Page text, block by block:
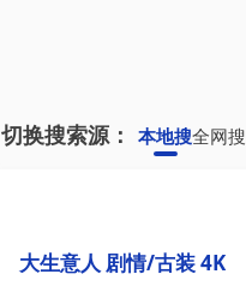
切换搜索源： 本地搜全网搜
大生意人 剧情/古装 4K